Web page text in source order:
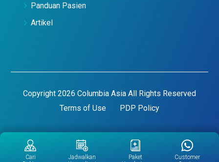
Panduan Pasien
Artikel
Copyright 2026 Columbia Asia All Rights Reserved
Terms of Use
PDP Policy
Cari
Jadwalkan
Paket
Customer